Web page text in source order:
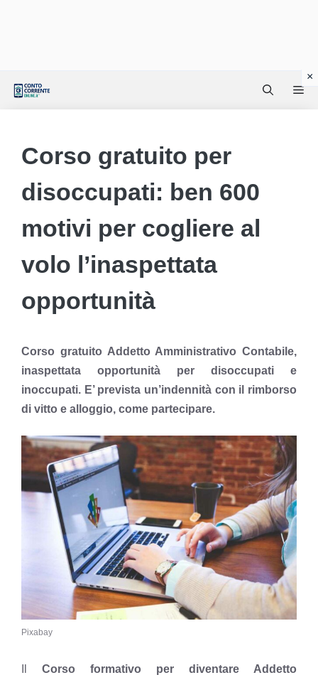
Corso gratuito per
disoccupati: ben 600
motivi per cogliere al
volo l’inaspettata
opportunità
Corso gratuito Addetto Amministrativo Contabile,
inaspettata opportunità per disoccupati e
inoccupati. E’ prevista un’indennità con il rimborso
di vitto e alloggio, come partecipare.
Pixabay
Corso formativo per diventare Addetto